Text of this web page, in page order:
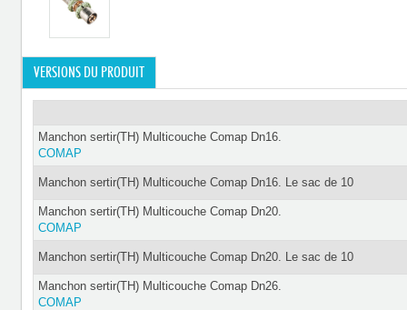
VERSIONS DU PRODUIT
Manchon sertir(TH) Multicouche Comap Dn16.
COMAP
Manchon sertir(TH) Multicouche Comap Dn16. Le sac de 10
Manchon sertir(TH) Multicouche Comap Dn20.
COMAP
Manchon sertir(TH) Multicouche Comap Dn20. Le sac de 10
Manchon sertir(TH) Multicouche Comap Dn26.
COMAP